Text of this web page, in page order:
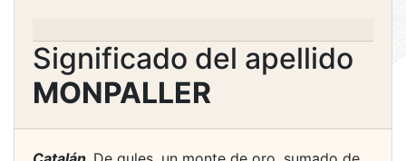
Significado del apellido
MONPALLER